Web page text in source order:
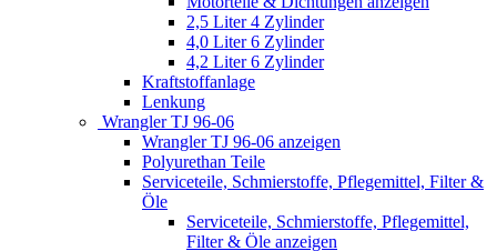
2,5 Liter 4 Zylinder
4,0 Liter 6 Zylinder
4,2 Liter 6 Zylinder
Kraftstoffanlage
Lenkung
Wrangler TJ 96-06
Wrangler TJ 96-06 anzeigen
Polyurethan Teile
Serviceteile, Schmierstoffe, Pflegemittel, Filter &
Öle
Serviceteile, Schmierstoffe, Pflegemittel,
Filter & Öle anzeigen